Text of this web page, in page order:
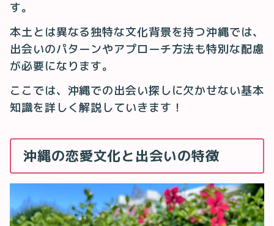
す。
本土とは異なる独特な文化背景を持つ沖縄では、
出会いのパターンやアプローチ方法も特別な配慮
が必要になります。
ここでは、沖縄での出会い探しに欠かせない基本
知識を詳しく解説していきます！
沖縄の恋愛文化と出会いの特徴